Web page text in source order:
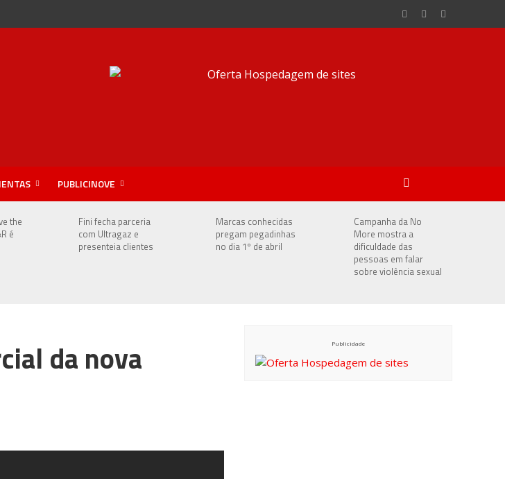
PUBLICINOVE
the
é
Fini fecha parceria
com Ultragaz e
presenteia clientes
Marcas conhecidas
pregam pegadinhas
no dia 1º de abril
Campanha da No
More mostra a
dificuldade das
pessoas em falar
sobre violência sexual
da nova
Publicidade